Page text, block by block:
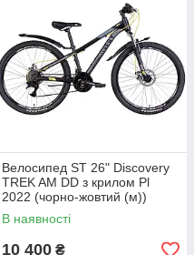
Велосипед ST 26" Discovery
TREK AM DD з крилом Pl
2022 (чорно-жовтий (м))
В наявності
10 400 ₴